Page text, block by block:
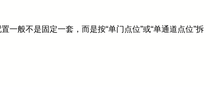
般不是固定一套，而是按“单门点位”或“单通道点位”拆